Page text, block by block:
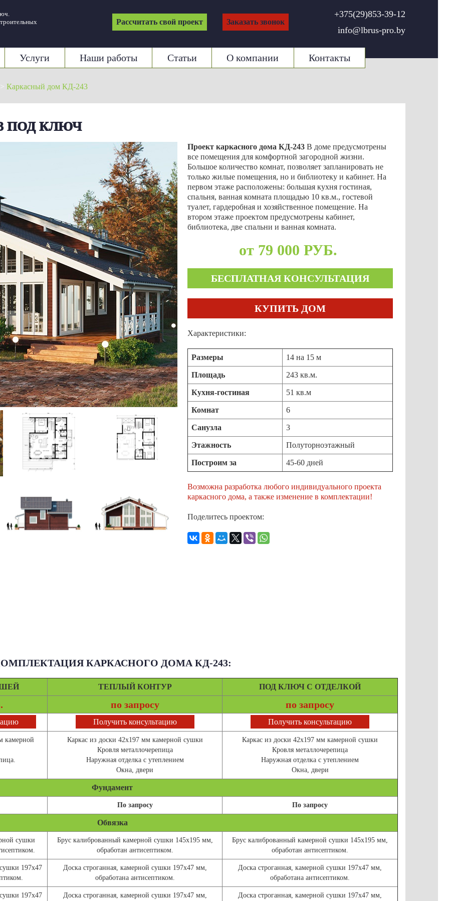
Рассчитать свой проект Заказать звонок
+375(29)853-39-12
info@lbrus-pro.by
Услуги Наши работы Статьи О компании Контакты
Каркасный дом КД-243
ПОД КЛЮЧ
Проект каркасного дома КД-243 В доме предусмотрены
все помещения для комфортной загородной жизни.
Большое количество комнат, позволяет запланировать не
только жилые помещения, но и библиотеку и кабинет. На
первом этаже расположены: большая кухня гостиная,
спальня, ванная комната площадью 10 кв.м., гостевой
туалет, гардеробная и хозяйственное помещение. На
втором этаже проектом предусмотрены кабинет,
библиотека, две спальни и ванная комната.
от 79 000 РУБ.
БЕСПЛАТНАЯ КОНСУЛЬТАЦИЯ
КУПИТЬ ДОМ
Характеристики:
Размеры 14 на 15 м
Площадь 243 кв.м.
Кухня-гостиная 51 кв.м
Комнат 6
Санузла 3
Этажность Полуторноэтажный
Построим за 45-60 дней
Возможна разработка любого индивидуального проекта
каркасного дома, а также изменение в комплектации!
Поделитесь проектом:
КАРКАСНОГО ДОМА КД-243:
ТЕПЛЫЙ КОНТУР ПОД КЛЮЧ С ОТДЕЛКОЙ
по запросу по запросу
Получить консультацию Получить консультацию
камерной
Каркас из доски 42х197 мм камерной сушки
Кровля металлочерепица
Наружная отделка с утеплением
Окна, двери
Каркас из доски 42х197 мм камерной сушки
Кровля металлочерепица
Наружная отделка с утеплением
Окна, двери
Фундамент
По запросу По запросу
Обвязка
сушки
Брус калиброванный камерной сушки 145х195 мм,
обработан антисептиком.
Брус калиброванный камерной сушки 145х195 мм,
обработан антисептиком.
197х47
Доска строганная, камерной сушки 197х47 мм,
обработана антисептиком.
Доска строганная, камерной сушки 197х47 мм,
обработана антисептиком.
197х47
Доска строганная, камерной сушки 197х47 мм,
Доска строганная, камерной сушки 197х47 мм,